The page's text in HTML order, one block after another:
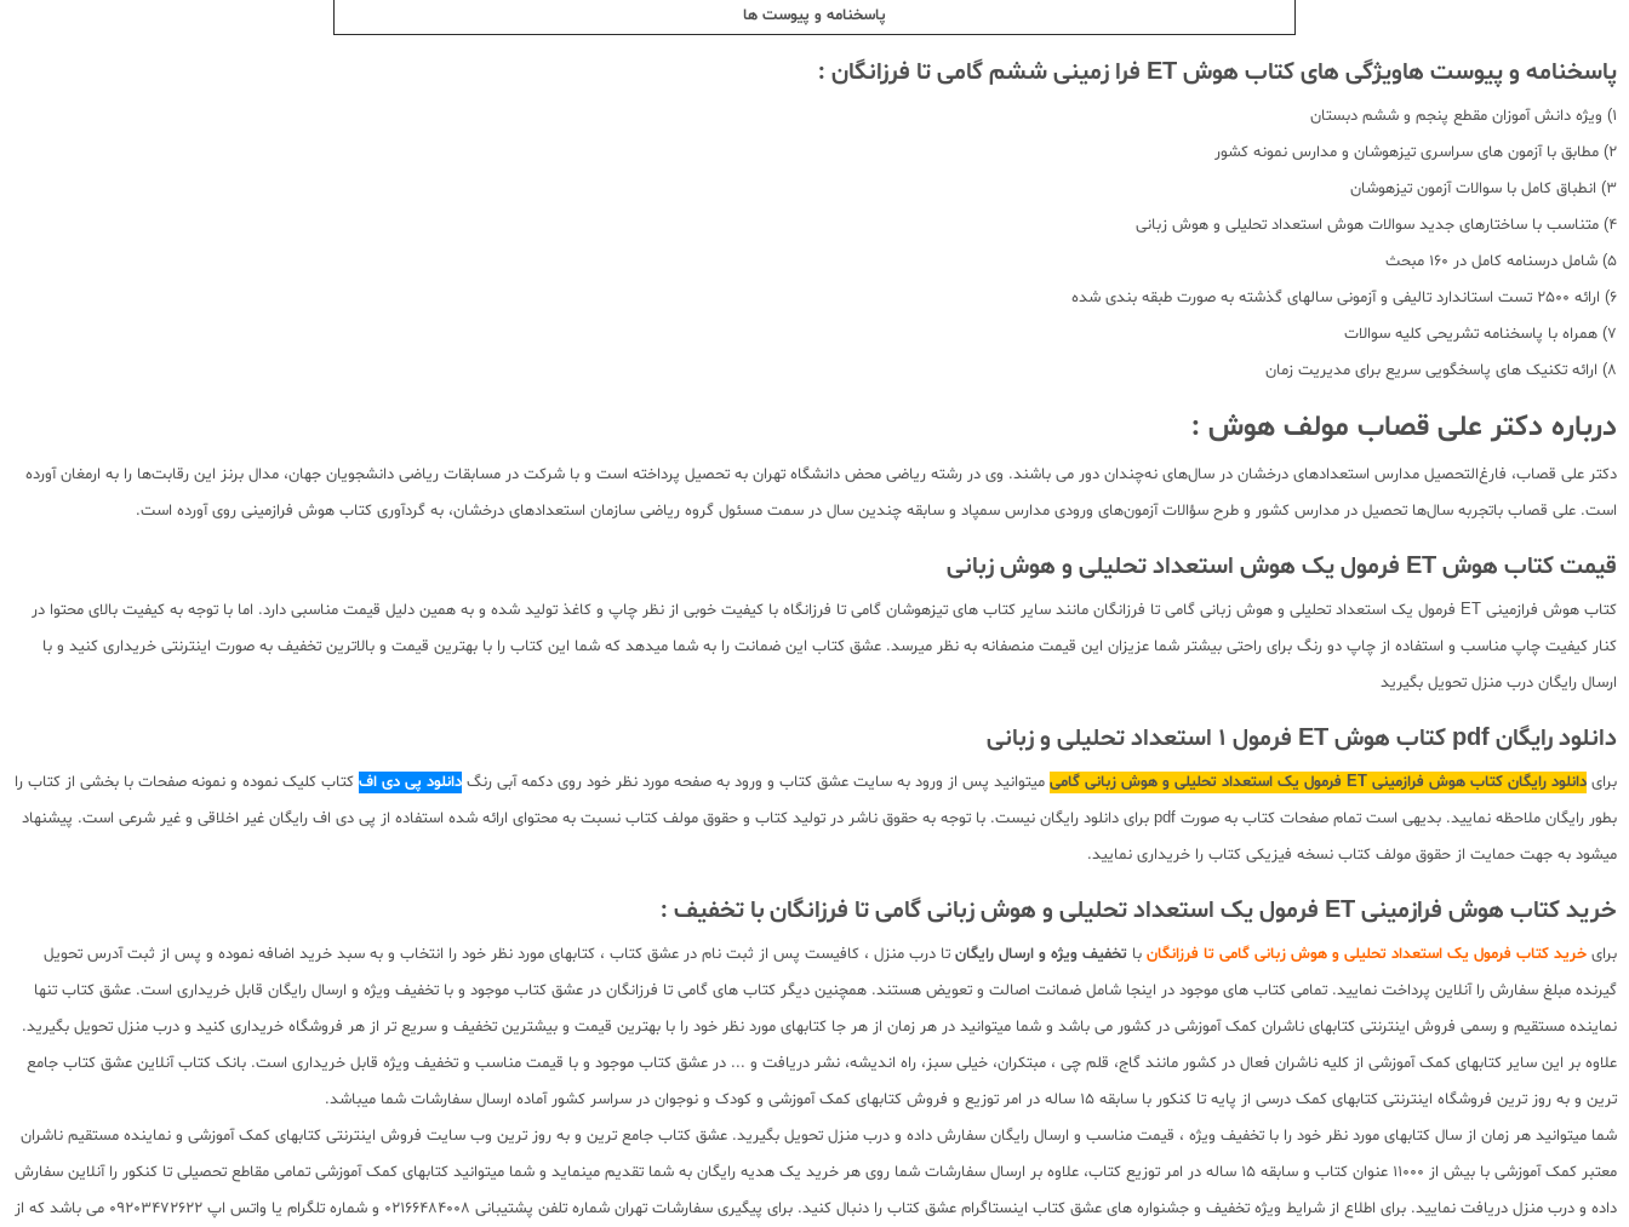
پاسخنامه و پیوست ها
پاسخنامه و پیوست هاویژگی های کتاب هوش ET فرا زمینی ششم گامی تا فرزانگان :
1) ویژه دانش آموزان مقطع پنجم و ششم دبستان
2) مطابق با آزمون های سراسری تیزهوشان و مدارس نمونه کشور
3) انطباق کامل با سوالات آزمون تیزهوشان
4) متناسب با ساختارهای جدید سوالات هوش استعداد تحلیلی و هوش زبانی
5) شامل درسنامه کامل در 160 مبحث
6) ارائه 2500 تست استاندارد تالیفی و آزمونی سالهای گذشته به صورت طبقه بندی شده
7) همراه با پاسخنامه تشریحی کلیه سوالات
8) ارائه تکنیک های پاسخگویی سریع برای مدیریت زمان
درباره دکتر علی قصاب مولف هوش :
دکتر علی قصاب، فارغ‌التحصیل مدارس استعدادهای درخشان در سال‌های نه‌چندان دور می باشند. وی در رشته ریاضی محض دانشگاه تهران به تحصیل پرداخته است و با شرکت در مسابقات ریاضی دانشجویان جهان، مدال برنز این رقابت‌ها را به ارمغان آورده
است. علی قصاب باتجربه سال‌ها تحصیل در مدارس کشور و طرح سؤالات آزمون‌های ورودی مدارس سمپاد و سابقه چندین سال در سمت مسئول گروه ریاضی سازمان استعدادهای درخشان، به گردآوری کتاب هوش فرازمینی روی آورده است.
قیمت کتاب هوش ET فرمول یک هوش استعداد تحلیلی و هوش زبانی
کتاب هوش فرازمینی ET فرمول یک استعداد تحلیلی و هوش زبانی گامی تا فرزانگان مانند سایر کتاب های تیزهوشان گامی تا فرزانگاه با کیفیت خوبی از نظر چاپ و کاغذ تولید شده و به همین دلیل قیمت مناسبی دارد. اما با توجه به کیفیت بالای محتوا در
کنار کیفیت چاپ مناسب و استفاده از چاپ دو رنگ برای راحتی بیشتر شما عزیزان این قیمت منصفانه به نظر میرسد. عشق کتاب این ضمانت را به شما میدهد که شما این کتاب را با بهترین قیمت و بالاترین تخفیف به صورت اینترنتی خریداری کنید و با
ارسال رایگان درب منزل تحویل بگیرید
دانلود رایگان pdf کتاب هوش ET فرمول 1 استعداد تحلیلی و زبانی
برای دانلود رایگان کتاب هوش فرازمینی ET فرمول یک استعداد تحلیلی و هوش زبانی گامی میتوانید پس از ورود به سایت عشق کتاب و ورود به صفحه مورد نظر خود روی دکمه آبی رنگ دانلود پی دی اف کتاب کلیک نموده و نمونه صفحات با بخشی از کتاب را
بطور رایگان ملاحظه نمایید. بدیهی است تمام صفحات کتاب به صورت pdf برای دانلود رایگان نیست. با توجه به حقوق ناشر در تولید کتاب و حقوق مولف کتاب نسبت به محتوای ارائه شده استفاده از پی دی اف رایگان غیر اخلاقی و غیر شرعی است. پیشنهاد
میشود به جهت حمایت از حقوق مولف کتاب نسخه فیزیکی کتاب را خریداری نمایید.
خرید کتاب هوش فرازمینی ET فرمول یک استعداد تحلیلی و هوش زبانی گامی تا فرزانگان با تخفیف :
برای خرید کتاب فرمول یک استعداد تحلیلی و هوش زبانی گامی تا فرزانگان با تخفیف ویژه و ارسال رایگان تا درب منزل ، کافیست پس از ثبت نام در عشق کتاب ، کتابهای مورد نظر خود را انتخاب و به سبد خرید اضافه نموده و پس از ثبت آدرس تحویل
گیرنده مبلغ سفارش را آنلاین پرداخت نمایید. تمامی کتاب های موجود در اینجا شامل ضمانت اصالت و تعویض هستند. همچنین دیگر کتاب های گامی تا فرزانگان در عشق کتاب موجود و با تخفیف ویژه و ارسال رایگان قابل خریداری است. عشق کتاب تنها
نماینده مستقیم و رسمی فروش اینترنتی کتابهای ناشران کمک آموزشی در کشور می باشد و شما میتوانید در هر زمان از هر جا کتابهای مورد نظر خود را با بهترین قیمت و بیشترین تخفیف و سریع تر از هر فروشگاه خریداری کنید و درب منزل تحویل بگیرید.
علاوه بر این سایر کتابهای کمک آموزشی از کلیه ناشران فعال در کشور مانند گاج، قلم چی ، مبتکران، خیلی سبز، راه اندیشه، نشر دریافت و ... در عشق کتاب موجود و با قیمت مناسب و تخفیف ویژه قابل خریداری است. بانک کتاب آنلاین عشق کتاب جامع
ترین و به روز ترین فروشگاه اینترنتی کتابهای کمک درسی از پایه تا کنکور با سابقه 15 ساله در امر توزیع و فروش کتابهای کمک آموزشی و کودک و نوجوان در سراسر کشور آماده ارسال سفارشات شما میباشد.
شما میتوانید هر زمان از سال کتابهای مورد نظر خود را با تخفیف ویژه ، قیمت مناسب و ارسال رایگان سفارش داده و درب منزل تحویل بگیرید. عشق کتاب جامع ترین و به روز ترین وب سایت فروش اینترنتی کتابهای کمک آموزشی و نماینده مستقیم ناشران
معتبر کمک آموزشی با بیش از 11000 عنوان کتاب و سابقه 15 ساله در امر توزیع کتاب، علاوه بر ارسال سفارشات شما روی هر خرید یک هدیه رایگان به شما تقدیم مینماید و شما میتوانید کتابهای کمک آموزشی تمامی مقاطع تحصیلی تا کنکور را آنلاین سفارش
داده و درب منزل دریافت نمایید. برای اطلاع از شرایط ویژه تخفیف و جشنواره های عشق کتاب اینستاگرام عشق کتاب را دنبال کنید. برای پیگیری سفارشات تهران شماره تلفن پشتیبانی 02166484008 و شماره تلگرام یا واتس اپ 09203472622 می باشد که از